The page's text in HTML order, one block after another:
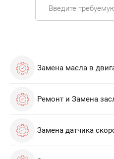
Замена масла в
Ремонт и Замена
Замена датчика